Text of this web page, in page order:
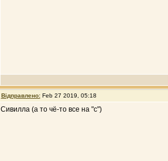
Відправлено: Feb 27 2019, 05:18
Сивилла (а то чё-то все на "с")